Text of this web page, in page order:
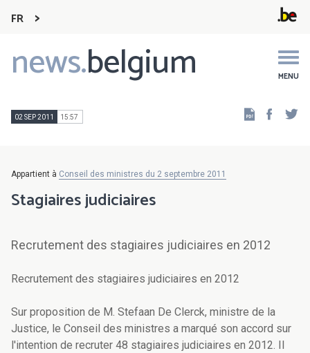
FR
news.belgium MENU
Main
navigation
02 SEP 2011 15:57
Appartient à Conseil des ministres du 2 septembre 2011
Stagiaires judiciaires
Recrutement des stagiaires judiciaires en 2012
Recrutement des stagiaires judiciaires en 2012
Sur proposition de M. Stefaan De Clerck, ministre de la
Justice, le Conseil des ministres a marqué son accord sur
l'intention de recruter 48 stagiaires judiciaires en 2012. Il